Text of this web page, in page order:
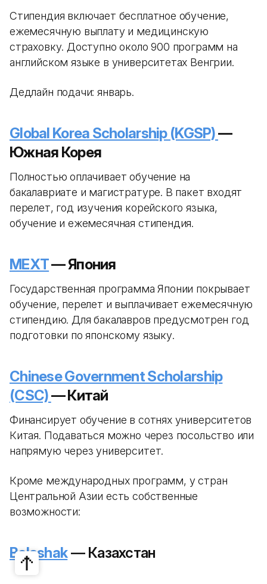
Стипендия включает бесплатное обучение,
ежемесячную выплату и медицинскую
страховку. Доступно около 900 программ на
английском языке в университетах Венгрии.
Дедлайн подачи: январь.
Global Korea Scholarship (KGSP)—
Южная Корея
Полностью оплачивает обучение на
бакалавриате и магистратуре. В пакет входят
перелет, год изучения корейского языка,
обучение и ежемесячная стипендия.
MEXT— Япония
Государственная программа Японии покрывает
обучение, перелет и выплачивает ежемесячную
стипендию. Для бакалавров предусмотрен год
подготовки по японскому языку.
Chinese Government Scholarship
(CSC)— Китай
Финансирует обучение в сотнях университетов
Китая. Подаваться можно через посольство или
напрямую через университет.
Кроме международных программ, у стран
Центральной Азии есть собственные
возможности:
Bolashak— Казахстан